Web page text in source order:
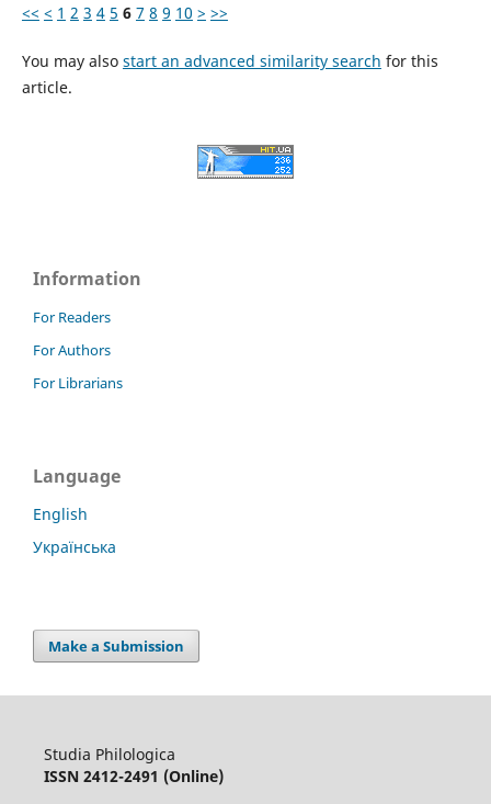
<< < 1 2 3 4 5 6 7 8 9 10 > >>
You may also start an advanced similarity search for this
article.
Information
For Readers
For Authors
For Librarians
Language
English
Українська
Make a Submission
Studia Philologica
ISSN 2412-2491 (Online)